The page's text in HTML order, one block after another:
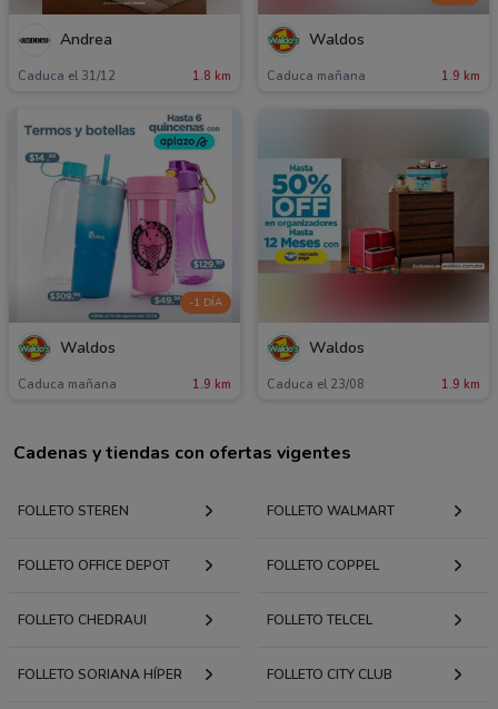
Andrea
Caduca el 31/12 1.8 km
Waldos
Caduca mañana 1.9 km
-1 DÍA
Waldos
Caduca mañana 1.9 km
Waldos
Caduca el 23/08 1.9 km
Cadenas y tiendas con ofertas vigentes
FOLLETO STEREN FOLLETO WALMART
FOLLETO OFFICE DEPOT FOLLETO COPPEL
FOLLETO CHEDRAUI FOLLETO TELCEL
FOLLETO SORIANA HÍPER FOLLETO CITY CLUB